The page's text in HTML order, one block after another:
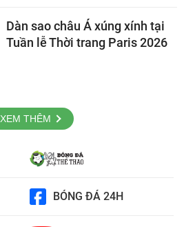
Dàn sao châu Á xúng xính tại
Tuần lễ Thời trang Paris 2026
XEM THÊM
BÓNG ĐÁ 24H